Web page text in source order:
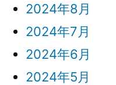
2024年8月
2024年7月
2024年6月
2024年5月